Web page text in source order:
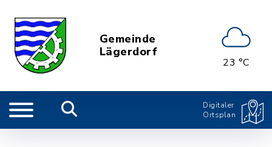
Gemeinde
Lägerdorf
23 °C
Digitaler
Ortsplan